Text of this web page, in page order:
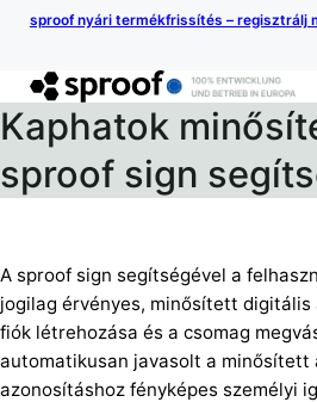
sproof nyári termékfrissítés – regisztrálj
Kaphatok
sproof sign
A sproof sign segítségével a
jogilag érvényes, minősített digitális
fiók létrehozása és a csomag
automatikusan javasolt a minősített
azonosításhoz fényképes személyi